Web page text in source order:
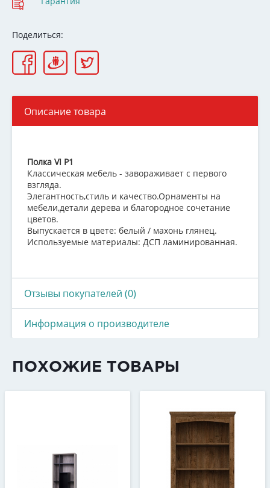
Поделиться:
Описание товара
Полка VI P1
Классическая мебель - завораживает с первого
взгляда.
Элегантность,стиль и качество.Орнаменты на
мебели,детали дерева и благородное сочетание
цветов.
Выпускается в цвете: белый / махонь глянец.
Используемые материалы: ДСП ламинированная.
Отзывы покупателей (0)
Информация о производителе
ПОХОЖИЕ ТОВАРЫ